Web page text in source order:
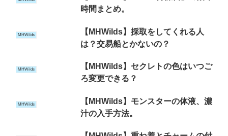
時間まとめ。
MHWilds
【MHWilds】採取をしてくれる人
は？交易船とかないの？
MHWilds
【MHWilds】セクレトの色はいつご
ろ変更できる？
MHWilds
【MHWilds】モンスターの体液、濃
汁の入手方法。